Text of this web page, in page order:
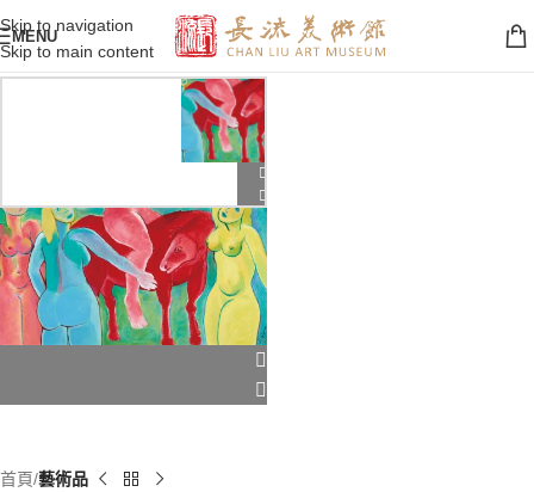
Skip to navigation
Skip to main content
MENU
首頁 藝術品